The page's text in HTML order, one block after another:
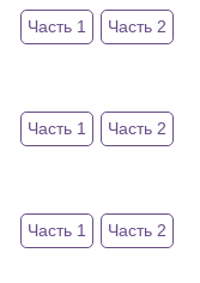
Часть 1 Часть 2
Часть 1 Часть 2
Часть 1 Часть 2